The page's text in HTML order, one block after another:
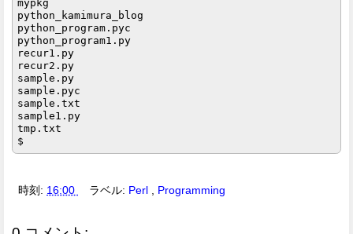
mypkg
python_kamimura_blog
python_program.pyc
python_program1.py
recur1.py
recur2.py
sample.py
sample.pyc
sample.txt
sample1.py
tmp.txt
時刻: 16:00 ラベル: Perl Programming